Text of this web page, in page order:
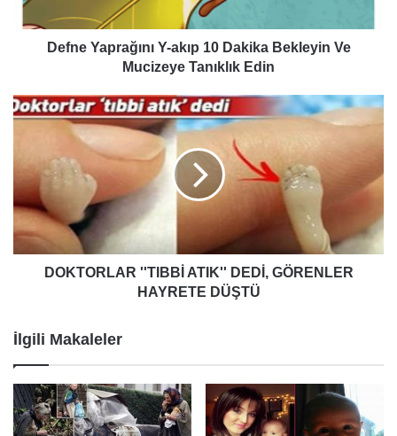
Ve
Mucizeye
TanıklıkDefne Yaprağını Y-akıp 10 Dakika Bekleyin Ve
Mucizeye Tanıklık Edin
DOKTORLAR
''TIBBİ
DEDİ,
GÖRENLER
HAYRETE
DÜŞTÜ
DOKTORLAR ''TIBBİ ATIK'' DEDİ, GÖRENLER
HAYRETE DÜŞTÜ
İlgili Makaleler